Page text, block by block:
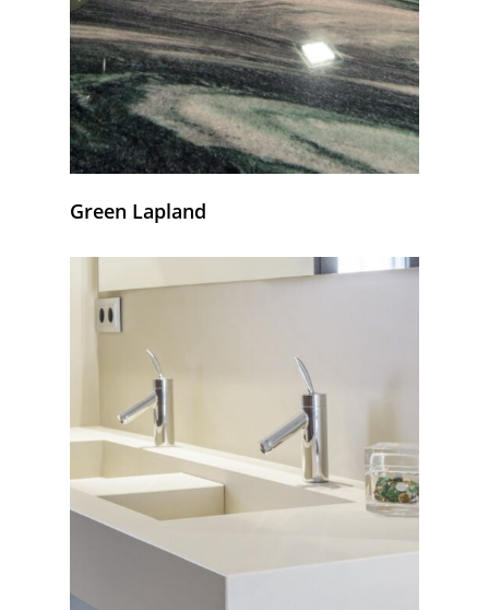
Green Lapland